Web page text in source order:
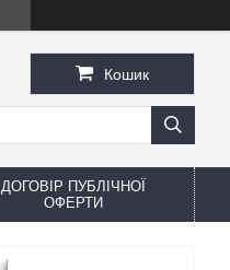
Кошик
ДОГОВІР ПУБЛІЧНОЇ
ОФЕРТИ